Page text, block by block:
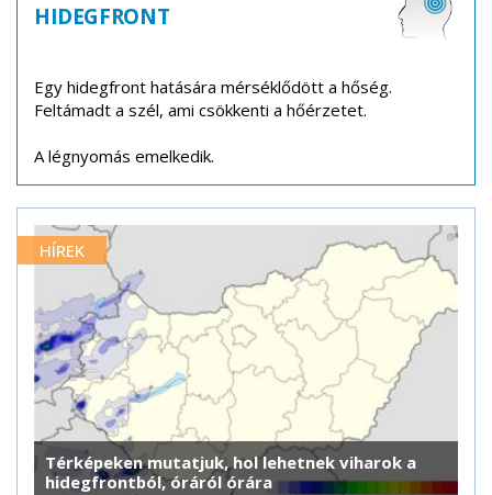
HIDEGFRONT
Egy hidegfront hatására mérséklődött a hőség.
Feltámadt a szél, ami csökkenti a hőérzetet.
A légnyomás emelkedik.
HÍREK
Térképeken mutatjuk, hol lehetnek viharok a
hidegfrontból, óráról órára